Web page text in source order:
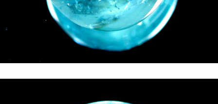
ご注文手続き
カートを見る
お買い物を続ける